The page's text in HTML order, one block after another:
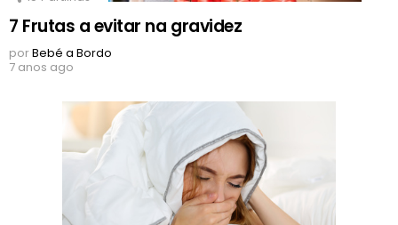
7 Frutas a evitar na gravidez
porBebé a Bordo
7 anos ago